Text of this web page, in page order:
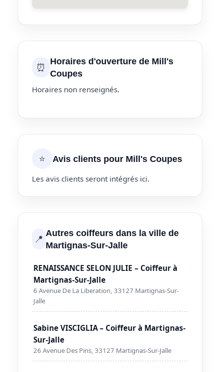
⏰
Horaires d'ouverture de Mill's
Coupes
Horaires non renseignés.
⭐ Avis clients pour Mill's Coupes
Les avis clients seront intégrés ici.
📍 Autres coiffeurs dans la ville de
Martignas-Sur-Jalle
RENAISSANCE SELON JULIE – Coiffeur à
Martignas-Sur-Jalle
6 Avenue De La Liberation, 33127 Martignas-Sur-
Jalle
Sabine VISCIGLIA – Coiffeur à Martignas-
Sur-Jalle
26 Avenue Des Pins, 33127 Martignas-Sur-Jalle